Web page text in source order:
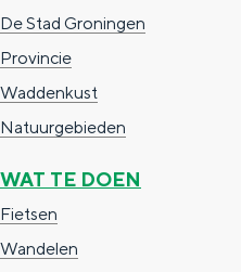
De Stad Groningen
Provincie
Waddenkust
Natuurgebieden
WAT TE DOEN
Fietsen
Wandelen